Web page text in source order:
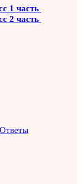
1 часть
2 часть
Ответы